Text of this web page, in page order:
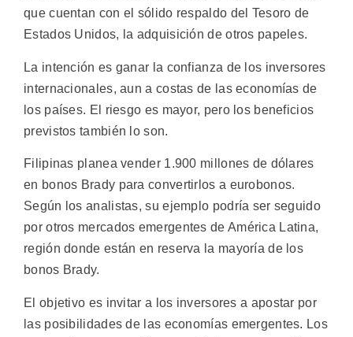
que cuentan con el sólido respaldo del Tesoro de
Estados Unidos, la adquisición de otros papeles.
La intención es ganar la confianza de los inversores
internacionales, aun a costas de las economías de
los países. El riesgo es mayor, pero los beneficios
previstos también lo son.
Filipinas planea vender 1.900 millones de dólares
en bonos Brady para convertirlos a eurobonos.
Según los analistas, su ejemplo podría ser seguido
por otros mercados emergentes de América Latina,
región donde están en reserva la mayoría de los
bonos Brady.
El objetivo es invitar a los inversores a apostar por
las posibilidades de las economías emergentes. Los